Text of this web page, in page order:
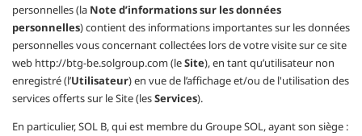
personnelles (la Note d’informations sur les données
personnelles) contient des informations importantes sur les données
personnelles vous concernant collectées lors de votre visite sur ce site
web http://btg-be.solgroup.com (leSite), en tant qu’utilisateur non
enregistré (l’Utilisateur) en vue de l’affichage et/ou de l'utilisation des
services offerts sur le Site (lesServices).
En particulier, SOL B, qui est membre du Groupe SOL, ayant son siège :